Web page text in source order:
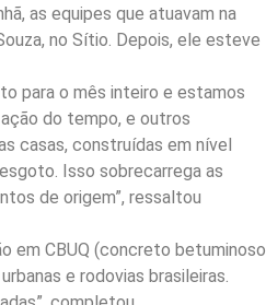
as equipes que atuavam na
no Sítio. Depois, ele esteve
para o mês inteiro e estamos
do tempo, e outros
casas, construídas em nível
Isso sobrecarrega as
de origem”, ressaltou
em CBUQ (concreto betuminoso
e rodovias brasileiras.